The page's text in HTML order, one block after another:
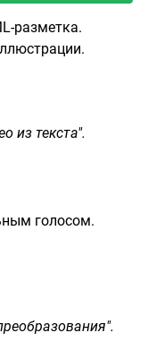
разметка.
из текста".
голосом.